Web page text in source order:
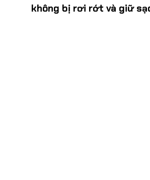
không bị rơi rớt và giữ